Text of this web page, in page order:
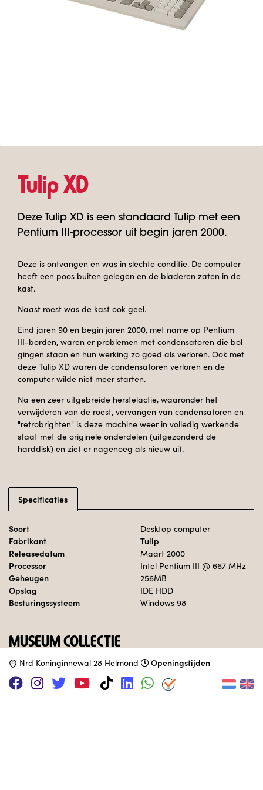
Tulip XD
Deze Tulip XD is een standaard Tulip met een
Pentium III-processor uit begin jaren 2000.
Deze is ontvangen en was in slechte conditie. De computer
heeft een poos buiten gelegen en de bladeren zaten in de
kast.
Naast roest was de kast ook geel.
Eind jaren 90 en begin jaren 2000, met name op Pentium
III-borden, waren er problemen met condensatoren die bol
gingen staan en hun werking zo goed als verloren. Ook met
deze Tulip XD waren de condensatoren verloren en de
computer wilde niet meer starten.
Na een zeer uitgebreide herstelactie, waaronder het
verwijderen van de roest, vervangen van condensatoren en
"retrobrighten" is deze machine weer in volledig werkende
staat met de originele onderdelen (uitgezonderd de
harddisk) en ziet er nagenoeg als nieuw uit.
Specificaties
Soort Desktop computer
Fabrikant
Tulip
Releasedatum
Maart 2000
Processor Intel Pentium III @ 667 MHz
Geheugen 256MB
Opslag IDE HDD
Besturingssysteem Windows 98
MUSEUM COLLECTIE
Interactief opgesteld in de jaren 00 ruimte.
Deze computer is geadopteerd door:
Nrd Koninginnewal 28 Helmond Openingstijden